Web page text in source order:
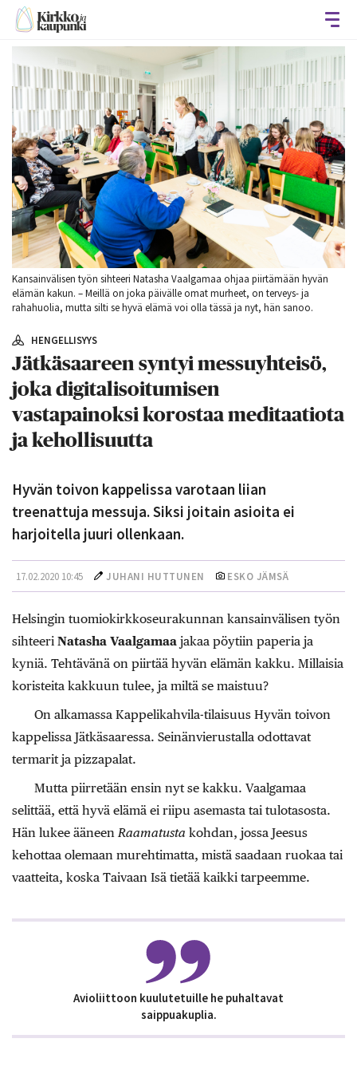
Kansainvälisen työn sihteeri Natasha Vaalgamaa ohjaa piirtämään hyvän
elämän kakun. – Meillä on joka päivälle omat murheet, on terveys- ja
rahahuolia, mutta silti se hyvä elämä voi olla tässä ja nyt, hän sanoo.
HENGELLISYYS
Jätkäsaareen syntyi messuyhteisö,
joka digitalisoitumisen
vastapainoksi korostaa meditaatiota
ja kehollisuutta
Hyvän toivon kappelissa varotaan liian
treenattuja messuja. Siksi joitain asioita ei
harjoitella juuri ollenkaan.
17.02.2020 10:45 JUHANI HUTTUNEN ESKO JÄMSÄ
Helsingin tuomiokirkkoseurakunnan kansainvälisen työn
sihteeri Natasha Vaalgamaa jakaa pöytiin paperia ja
kyniä. Tehtävänä on piirtää hyvän elämän kakku. Millaisia
koristeita kakkuun tulee, ja miltä se maistuu?
On alkamassa Kappelikahvila-tilaisuus Hyvän toivon
kappelissa Jätkäsaaressa. Seinänvierustalla odottavat
termarit ja pizzapalat.
Mutta piirretään ensin nyt se kakku. Vaalgamaa
selittää, että hyvä elämä ei riipu asemasta tai tulotasosta.
Hän lukee ääneen Raamatusta kohdan, jossa Jeesus
kehottaa olemaan murehtimatta, mistä saadaan ruokaa tai
vaatteita, koska Taivaan Isä tietää kaikki tarpeemme.
Avioliittoon kuulutetuille he puhaltavat
saippuakuplia.